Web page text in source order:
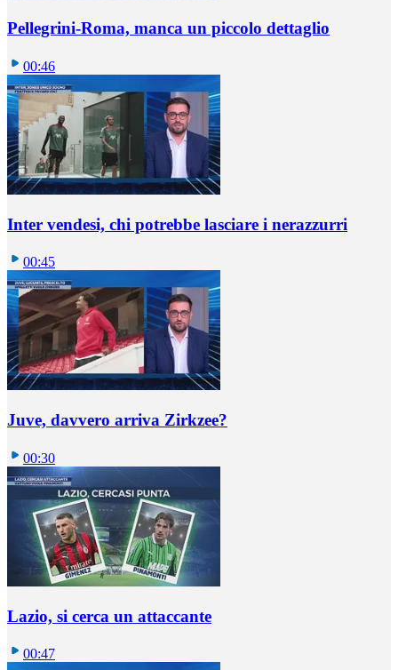
Pellegrini-Roma, manca un piccolo dettaglio
00:46
Inter vendesi, chi potrebbe lasciare i nerazzurri
00:45
Juve, davvero arriva Zirkzee?
00:30
Lazio, si cerca un attaccante
00:47